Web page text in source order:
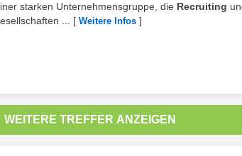
starken Unternehmensgruppe, die Recruiting
...
[ Weitere Infos ]
WEITERE TREFFER ANZEIGEN